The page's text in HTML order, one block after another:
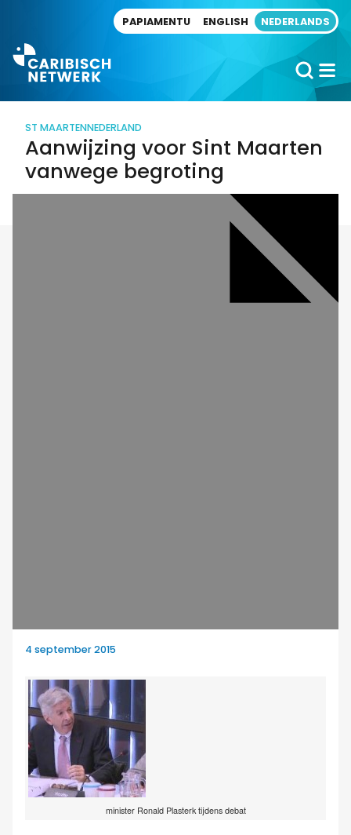
PAPIAMENTU ENGLISH NEDERLANDS
ST MAARTENNEDERLAND
Aanwijzing voor Sint Maarten
vanwege begroting
4 september 2015
minister Ronald Plasterk tijdens debat